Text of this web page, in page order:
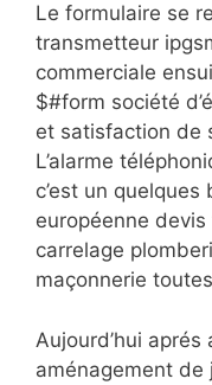
Le formulaire se
transmetteur
commerciale
$#form société
et satisfaction de
L’alarme
c’est un
européenne
carrelage
maçonnerie
Aujourd’hui aprés
aménagement de